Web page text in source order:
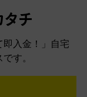
タチ
即入金！」自宅
す。